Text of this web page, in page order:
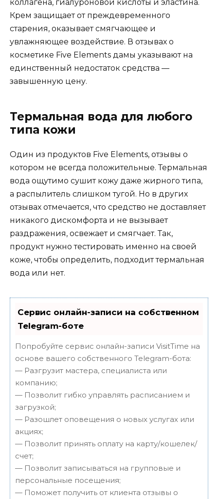
коллагена, гиалуроновой кислоты и эластина.
Крем защищает от преждевременного
старения, оказывает смягчающее и
увлажняющее воздействие. В отзывах о
косметике Five Elements дамы указывают на
единственный недостаток средства —
завышенную цену.
Термальная вода для любого
типа кожи
Один из продуктов Five Elements, отзывы о
котором не всегда положительные. Термальная
вода ощутимо сушит кожу даже жирного типа,
а распылитель слишком тугой. Но в других
отзывах отмечается, что средство не доставляет
никакого дискомфорта и не вызывает
раздражения, освежает и смягчает. Так,
продукт нужно тестировать именно на своей
коже, чтобы определить, подходит термальная
вода или нет.
Сервис онлайн-записи на собственном
Telegram-боте
Попробуйте сервис онлайн-записи VisitTime на
основе вашего собственного Telegram-бота:
— Разгрузит мастера, специалиста или
компанию;
— Позволит гибко управлять расписанием и
загрузкой;
— Разошлет оповещения о новых услугах или
акциях;
— Позволит принять оплату на карту/кошелек/
счет;
— Позволит записываться на групповые и
персональные посещения;
— Поможет получить от клиента отзывы о